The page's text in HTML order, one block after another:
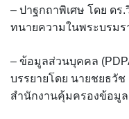
– ปาฐกถาพิเศษ โดย ดร
ทนายความในพระบรม
– ข้อมูลส่วนบุคคล
บรรยายโดย นายชยธวั
สำนักงานคุ้มครองข้อมู